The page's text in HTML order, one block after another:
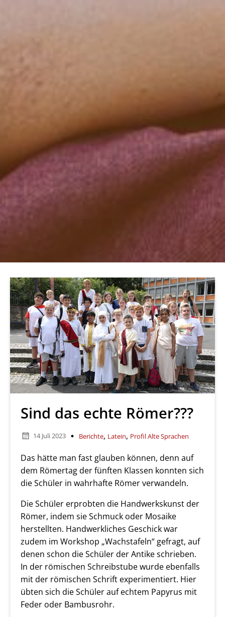
Sind das echte Römer???
14 Juli 2023 Berichte, Latein, Profil Alte Sprachen
Das hätte man fast glauben können, denn auf
dem Römertag der fünften Klassen konnten sich
die Schüler in wahrhafte Römer verwandeln.
Die Schüler erprobten die Handwerkskunst der
Römer, indem sie Schmuck oder Mosaike
herstellten. Handwerkliches Geschick war
zudem im Workshop „Wachstafeln“ gefragt, auf
denen schon die Schüler der Antike schrieben.
In der römischen Schreibstube wurde ebenfalls
mit der römischen Schrift experimentiert. Hier
übten sich die Schüler auf echtem Papyrus mit
Feder oder Bambusrohr.